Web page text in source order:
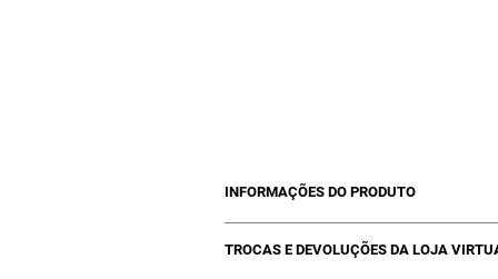
INFORMAÇÕES DO PRODUTO
01 Shampoo Pós Progressiva -
TROCAS E DEVOLUÇÕES DA LOJA